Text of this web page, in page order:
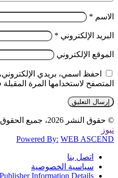
الاسم *
البريد الإلكتروني *
الموقع الإلكتروني
احفظ اسمي، بريدي
المتصفح لاستخدامها المرة
© حقوق النشر 2026، جميع الحقوق محفوظة |
نيوز
Powered By: WEB ASCEND
اتصل بنا
سياسية الخصوصية
Information Details